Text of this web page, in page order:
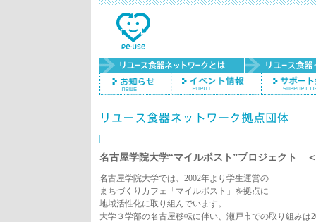
名古屋学院大学“マイルポスト”プロジェクト
名古屋学院大学では、2002年より学生運営の
まちづくりカフェ「マイルポスト」を拠点に
地域活性化に取り組んでいます。
大学３学部の名古屋移転に伴い、瀬戸市での取り組みは